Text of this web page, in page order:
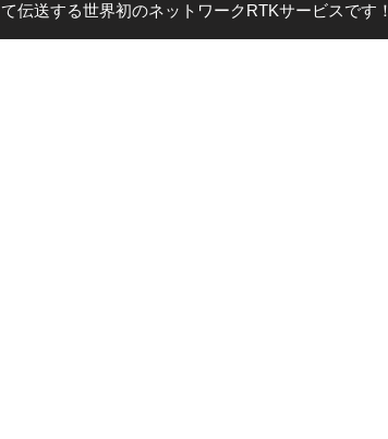
伝送する世界初のネットワークRTKサービスです！